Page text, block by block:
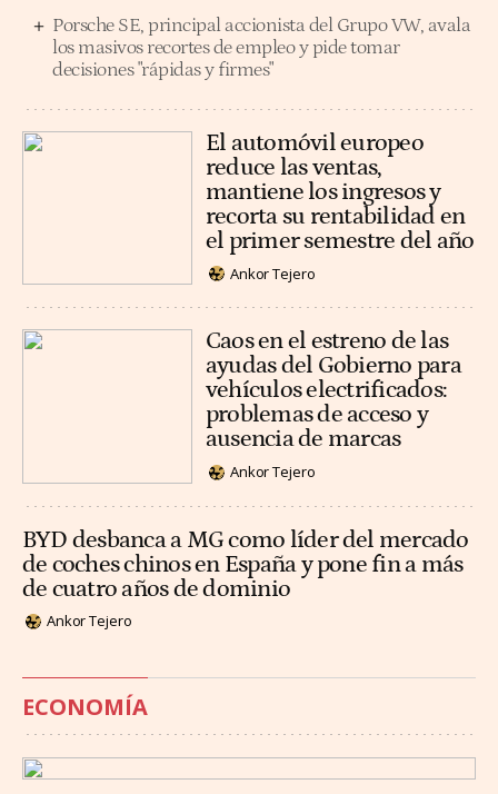
Porsche SE, principal accionista del Grupo VW, avala
los masivos recortes de empleo y pide tomar
decisiones "rápidas y firmes"
El automóvil europeo
reduce las ventas,
mantiene los ingresos y
recorta su rentabilidad en
el primer semestre del año
Ankor Tejero
Caos en el estreno de las
ayudas del Gobierno para
vehículos electrificados:
problemas de acceso y
ausencia de marcas
Ankor Tejero
BYD desbanca a MG como líder del mercado
de coches chinos en España y pone fin a más
de cuatro años de dominio
Ankor Tejero
ECONOMÍA